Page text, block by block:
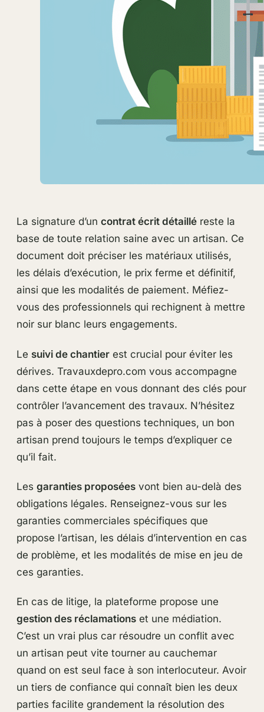
La signature d’un contrat écrit détailléreste la
base de toute relation saine avec un artisan. Ce
document doit préciser les matériaux utilisés,
les délais d’exécution, le prix ferme et définitif,
ainsi que les modalités de paiement. Méfiez-
vous des professionnels qui rechignent à mettre
noir sur blanc leurs engagements.
Le suivi de chantierest crucial pour éviter les
dérives. Travauxdepro.com vous accompagne
dans cette étape en vous donnant des clés pour
contrôler l’avancement des travaux. N’hésitez
pas à poser des questions techniques, un bon
artisan prend toujours le temps d’expliquer ce
qu’il fait.
Les garanties proposéesvont bien au-delà des
obligations légales. Renseignez-vous sur les
garanties commerciales spécifiques que
propose l’artisan, les délais d’intervention en cas
de problème, et les modalités de mise en jeu de
ces garanties.
En cas de litige, la plateforme propose une
gestion des réclamationset une médiation.
C’est un vrai plus car résoudre un conflit avec
un artisan peut vite tourner au cauchemar
quand on est seul face à son interlocuteur. Avoir
un tiers de confiance qui connaît bien les deux
parties facilite grandement la résolution des